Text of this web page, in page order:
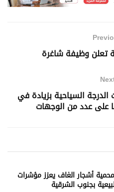
تعلن وظيفة شاغرة
الدرجة السياحية بزيادة في
على عدد من الوجهات
أشجار الغاف يعزز مؤشرات
بجنوب الشرقية